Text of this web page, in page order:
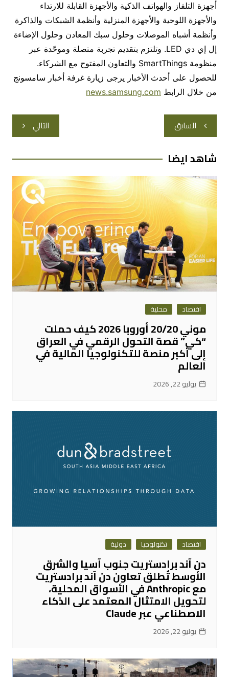
أجهزة التلفاز والهواتف الذكية والأجهزة القابلة للارتداء
والأجهزة اللوحية والأجهزة المنزلية وأنظمة الشبكات والذاكرة
وأنظمة أشباه الموصلات وحلول سبك المعادن وحلول الإضاءة
إل إي دي LED. وتلتزم بتقديم تجربة متصلة وموحّدة عبر
منظومة SmartThings والتعاون المفتوح مع الشركاء.
للحصول على أحدث الأخبار يرجى زيارة غرفة أخبار سامسونج
من خلال الرابط news.samsung.com
تصفّح
المقالات
السابق التالي
شاهد ايضا
اقتصاد محلية
موني 20/20 أوروبا 2026 كيف حملت
“كي” قصة التحول الرقمي في العراق
إلى أكبر منصة للتكنولوجيا المالية في
العالم
يوليو 22, 2026
اقتصاد تكنولوجيا دولية
دن آند برادستريت جنوب آسيا والشرق
الأوسط تُطلق تعاون دن آند برادستريت
مع Anthropic في الأسواق المحلية،
لتحويل الامتثال المعتمد على الذكاء
الاصطناعي عبر Claude
يوليو 22, 2026